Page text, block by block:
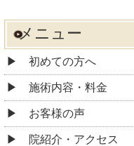
メニュー
初めての方へ
施術内容・料金
お客様の声
院紹介・アクセス